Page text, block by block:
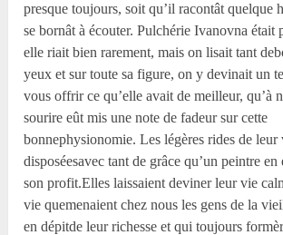
presque toujours, soit qu’il racontât quelque
se bornât à écouter. Pulchérie Ivanovna était
elle riait bien rarement, mais on lisait tant
yeux et sur toute sa figure, on y devinait un
vous offrir ce qu’elle avait de meilleur, qu’à
sourire eût mis une note de fadeur sur cette
bonnephysionomie. Les légères rides de leur
disposéesavec tant de grâce qu’un peintre
son profit.Elles laissaient deviner leur vie
vie quemenaient chez nous les gens de la
en dépitde leur richesse et qui toujours